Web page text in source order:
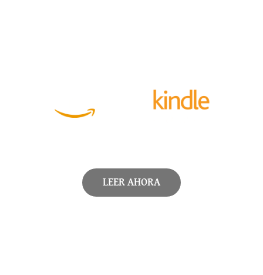
LEER AHORA